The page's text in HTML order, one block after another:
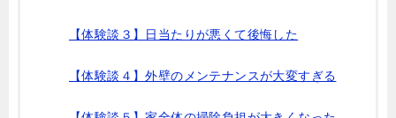
【体験談３】日当たりが悪くて後悔した
【体験談４】外壁のメンテナンスが大変すぎる